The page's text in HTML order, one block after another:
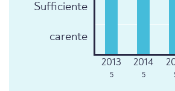
Sufficiente
carente
5 5